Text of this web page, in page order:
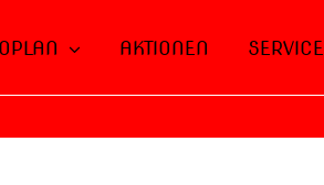
AKTIONEN SERVICE